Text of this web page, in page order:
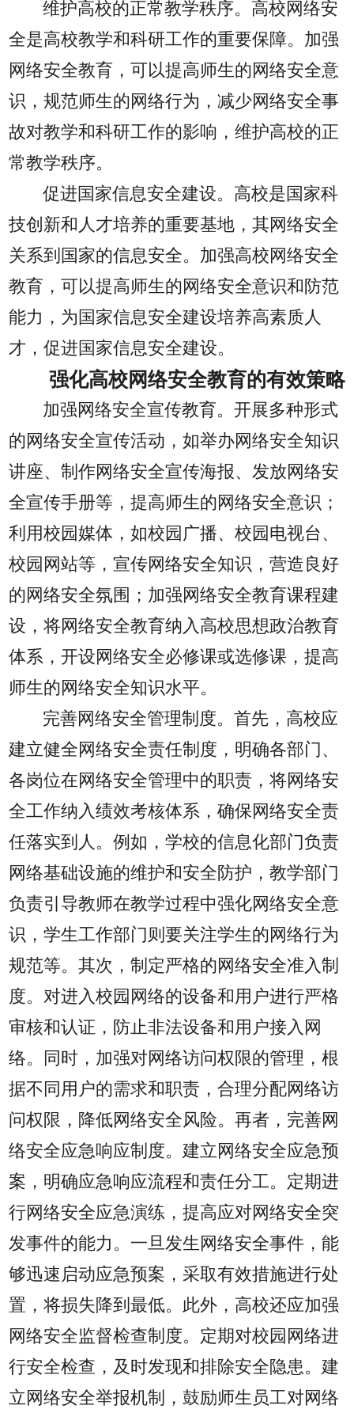
维护高校的正常教学秩序。高校网络安
全是高校教学和科研工作的重要保障。加强
网络安全教育，可以提高师生的网络安全意
识，规范师生的网络行为，减少网络安全事
故对教学和科研工作的影响，维护高校的正
常教学秩序。
促进国家信息安全建设。高校是国家科
技创新和人才培养的重要基地，其网络安全
关系到国家的信息安全。加强高校网络安全
教育，可以提高师生的网络安全意识和防范
能力，为国家信息安全建设培养高素质人
才，促进国家信息安全建设。
强化高校网络安全教育的有效策略
加强网络安全宣传教育。开展多种形式
的网络安全宣传活动，如举办网络安全知识
讲座、制作网络安全宣传海报、发放网络安
全宣传手册等，提高师生的网络安全意识；
利用校园媒体，如校园广播、校园电视台、
校园网站等，宣传网络安全知识，营造良好
的网络安全氛围；加强网络安全教育课程建
设，将网络安全教育纳入高校思想政治教育
体系，开设网络安全必修课或选修课，提高
师生的网络安全知识水平。
完善网络安全管理制度。首先，高校应
建立健全网络安全责任制度，明确各部门、
各岗位在网络安全管理中的职责，将网络安
全工作纳入绩效考核体系，确保网络安全责
任落实到人。例如，学校的信息化部门负责
网络基础设施的维护和安全防护，教学部门
负责引导教师在教学过程中强化网络安全意
识，学生工作部门则要关注学生的网络行为
规范等。其次，制定严格的网络安全准入制
度。对进入校园网络的设备和用户进行严格
审核和认证，防止非法设备和用户接入网
络。同时，加强对网络访问权限的管理，根
据不同用户的需求和职责，合理分配网络访
问权限，降低网络安全风险。再者，完善网
络安全应急响应制度。建立网络安全应急预
案，明确应急响应流程和责任分工。定期进
行网络安全应急演练，提高应对网络安全突
发事件的能力。一旦发生网络安全事件，能
够迅速启动应急预案，采取有效措施进行处
置，将损失降到最低。此外，高校还应加强
网络安全监督检查制度。定期对校园网络进
行安全检查，及时发现和排除安全隐患。建
立网络安全举报机制，鼓励师生员工对网络